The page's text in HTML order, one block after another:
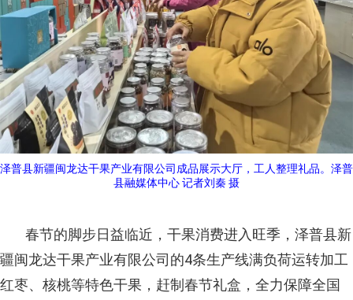
泽普县新疆闽龙达干果产业有限公司成品展示大厅，工人整理礼品。泽普
县融媒体中心 记者刘秦 摄
春节的脚步日益临近，干果消费进入旺季，泽普县新
疆闽龙达干果产业有限公司的4条生产线满负荷运转加工
红枣、核桃等特色干果，赶制春节礼盒，全力保障全国